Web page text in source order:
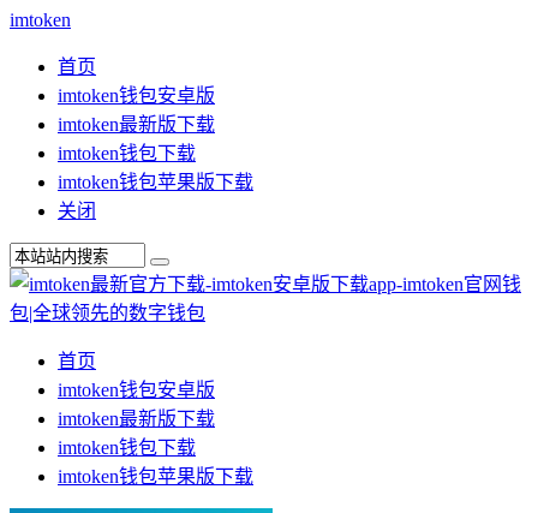
imtoken
首页
imtoken钱包安卓版
imtoken最新版下载
imtoken钱包下载
imtoken钱包苹果版下载
关闭
首页
imtoken钱包安卓版
imtoken最新版下载
imtoken钱包下载
imtoken钱包苹果版下载